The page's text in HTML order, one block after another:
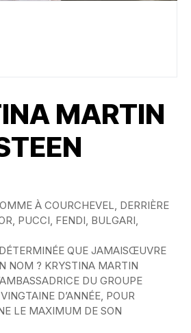
MARTIN
À COURCHEVEL, DERRIÈRE
PUCCI, FENDI, BULGARI,
QUE JAMAISŒUVRE
NOM ? KRYSTINA MARTIN
DU GROUPE
D’ANNÉE, POUR
LE MAXIMUM DE SON